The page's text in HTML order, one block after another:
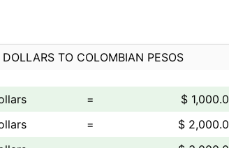
DOLLARS TO COLOMBIAN PESOS
=
$
=
$